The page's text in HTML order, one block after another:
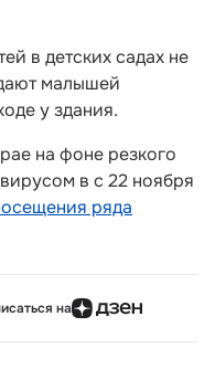
в детских садах не
малышей
у здания.
на фоне резкого
в с 22 ноября
ряда
на